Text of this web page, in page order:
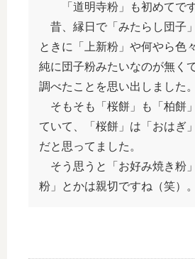
「道明寺粉」も初めてです
昔、縁日で「みたらし団子
ときに「上新粉」や何やら色
純に団子粉みたいなのが無く
調べたことを思い出しました。
そもそも「桜餅」も「柏餅
ていて、「桜餅」は「おはぎ
だと思ってました。
そう思うと「お好み焼き粉
粉」とかは親切ですね（笑）。